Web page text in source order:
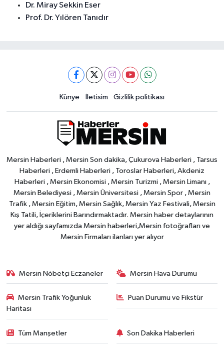
Dr. Miray Sekkin Eser
Prof. Dr. Yılören Tanıdır
Künye İletisim Gizlilik politikası
Mersin Haberleri , Mersin Son dakika, Çukurova Haberleri , Tarsus
Haberleri , Erdemli Haberleri , Toroslar Haberleri, Akdeniz
Haberleri , Mersin Ekonomisi , Mersin Turizmi , Mersin Limanı ,
Mersin Belediyesi , Mersin Üniversitesi , Mersin Spor , Mersin
Trafik , Mersin Eğitim, Mersin Sağlık, Mersin Yaz Festivali, Mersin
Kış Tatili, İçeriklerini Barındırmaktadır. Mersin haber detaylarının
yer aldığı sayfamızda Mersin haberleri,Mersin fotoğrafları ve
Mersin Firmaları ilanları yer alıyor
Mersin Nöbetçi Eczaneler Mersin Hava Durumu
Mersin Trafik Yoğunluk
Haritası
Puan Durumu ve Fikstür
Tüm Manşetler Son Dakika Haberleri